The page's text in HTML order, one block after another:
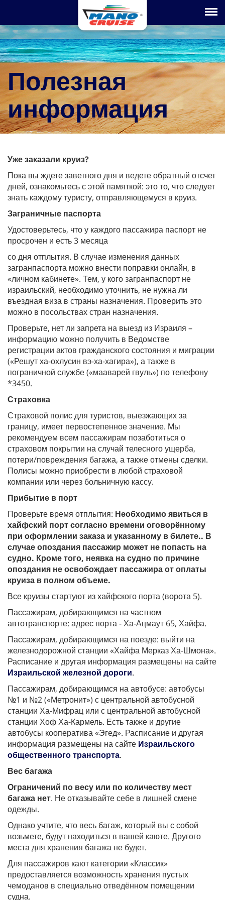
Toggle
Полезная
информация
Уже заказали круиз?
Пока вы ждете заветного дня и ведете обратный отсчет
дней, ознакомьтесь с этой памяткой: это то, что следует
знать каждому туристу, отправляющемуся в круиз.
Заграничные паспорта
Удостоверьтесь, что у каждого пассажира паспорт не
просрочен и есть 3 месяца
со дня отплытия. В случае изменения данных
загранпаспорта можно внести поправки онлайн, в
«личном кабинете». Тем, у кого загранпаспорт не
израильский, необходимо уточнить, не нужна ли
въездная виза в страны назначения. Проверить это
можно в посольствах стран назначения.
Проверьте, нет ли запрета на выезд из Израиля –
информацию можно получить в Ведомстве
регистрации актов гражданского состояния и миграции
(«Решут ха-охлусин вэ-ха-хагира»), а также в
пограничной службе («мааварей гвуль») по телефону
*3450.
Страховка
Страховой полис для туристов, выезжающих за
границу, имеет первостепенное значение. Мы
рекомендуем всем пассажирам позаботиться о
страховом покрытии на случай телесного ущерба,
потери/повреждения багажа, а также отмены сделки.
Полисы можно приобрести в любой страховой
компании или через больничную кассу.
Прибытие в порт
Проверьте время отплытия: Необходимо явиться в
хайфский порт согласно времени оговорённому
при оформлении заказа и указанному в билете.. В
случае опоздания пассажир может не попасть на
судно. Кроме того, неявка на судно по причине
опоздания не освобождает пассажира от оплаты
круиза в полном объеме.
Все круизы стартуют из хайфского порта (ворота 5).
Пассажирам, добирающимся на частном
автотранспорте: адрес порта - Ха-Ацмаут 65, Хайфа.
Пассажирам, добирающимся на поезде: выйти на
железнодорожной станции «Хайфа Мерказ Ха-Шмона».
Расписание и другая информация размещены на сайте
Израильской железной дороги.
Пассажирам, добирающимся на автобусе: автобусы
№1 и №2 («Метронит») с центральной автобусной
станции Ха-Мифрац или с центральной автобусной
станции Хоф Ха-Кармель. Есть также и другие
автобусы кооператива «Эгед». Расписание и другая
информация размещены на сайте Израильского
общественного транспорта.
Вес багажа
Ограничений по весу или по количеству мест
багажа нет. Не отказывайте себе в лишней смене
одежды.
Однако учтите, что весь багаж, который вы с собой
возьмете, будут находиться в вашей каюте. Другого
места для хранения багажа не будет.
Для пассажиров кают категории «Классик»
предоставляется возможность хранения пустых
чемоданов в специально отведённом помещении
судна.